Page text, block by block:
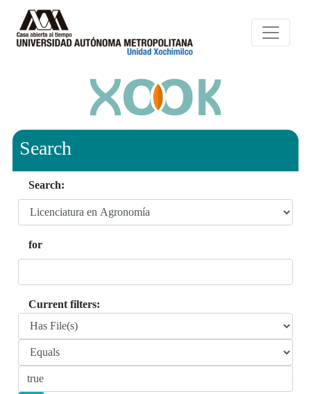
Search
Search:
for
Current filters: